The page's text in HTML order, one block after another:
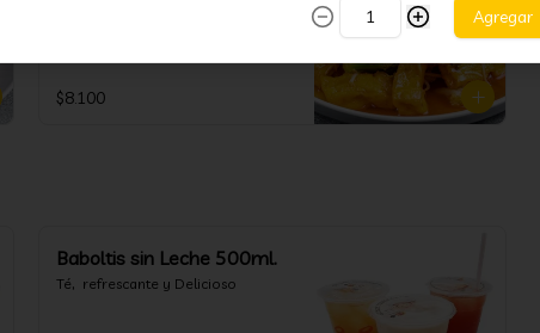
porción de arroz blanco por papas
fritas o fideos)
$8.100
Baboltis sin Leche 500ml.
Té,  refrescante y Delicioso
Agregar